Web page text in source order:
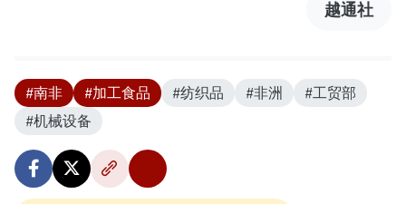
越通社
#南非 #加工食品 #纺织品 #非洲
#工贸部
#机械设备